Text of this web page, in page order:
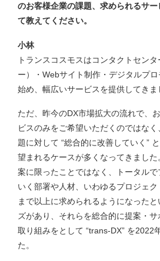
のお客様企業の課題、求められるサ
て教えてください。
小林
トランスコスモスはコンタクトセン
ー）・Webサイト制作・デジタルプ
始め、幅広いサービスを提供してきま
ただ、昨今のDX市場拡大の流れで、
ビスのみをご希望いただくのではな
題に対して “総合的に改善していく”
望まれるケースが多くなってきまし
案に限ったことではなく、トータル
いく部署や人材、いわゆるプロジェ
まで以上に求められるようになった
ズがあり、それらを総合的に提案・
取り組みをとして “trans-DX” を2022
た。